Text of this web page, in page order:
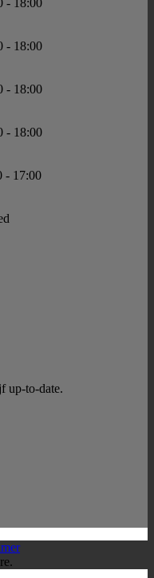
- 18:00
- 18:00
- 18:00
- 18:00
- 17:00
up-to-date.